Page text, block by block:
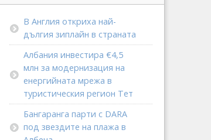
В Англия откриха най-
дългия зиплайн в страната
Албания инвестира €4,5
млн за модернизация на
енергийната мрежа в
туристическия регион Тет
Бангаранга парти с DARA
под звездите на плажа в